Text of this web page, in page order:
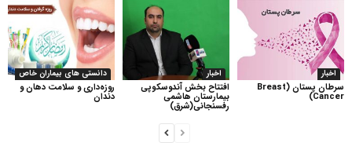
دانستی های بیماران خاص
روزه‌داری و سلامت دهان و
دندان
اخبار
افتتاح بخش آندوسکوپی
بیمارستان هاشمی
رفسنجانی(شرق)
اخبار
سرطان پستان (Breast
Cancer)